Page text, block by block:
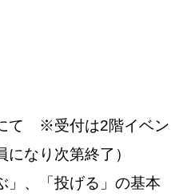
て ※受付は2階イベン
になり次第終了）
」、「投げる」の基本